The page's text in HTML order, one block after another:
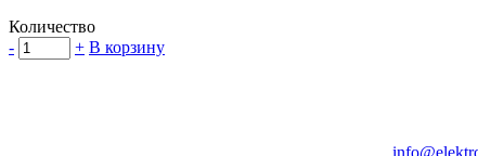
Количество
-
+ В корзину